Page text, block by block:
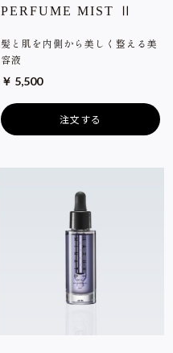
PERFUME MIST Ⅱ
髪と肌を内側から美しく整える美
容液
￥ 5,500
注文する